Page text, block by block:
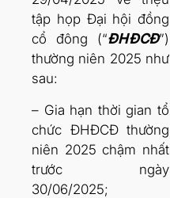
tập họp Đại hội đồng
cổ đông (“ĐHĐCĐ”)
thường niên 2025 như
sau:
– Gia hạn thời gian tổ
chức ĐHĐCĐ thường
niên 2025 chậm nhất
trước ngày
30/06/2025;